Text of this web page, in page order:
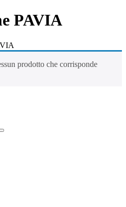
PAVIA
prodotto che corrisponde